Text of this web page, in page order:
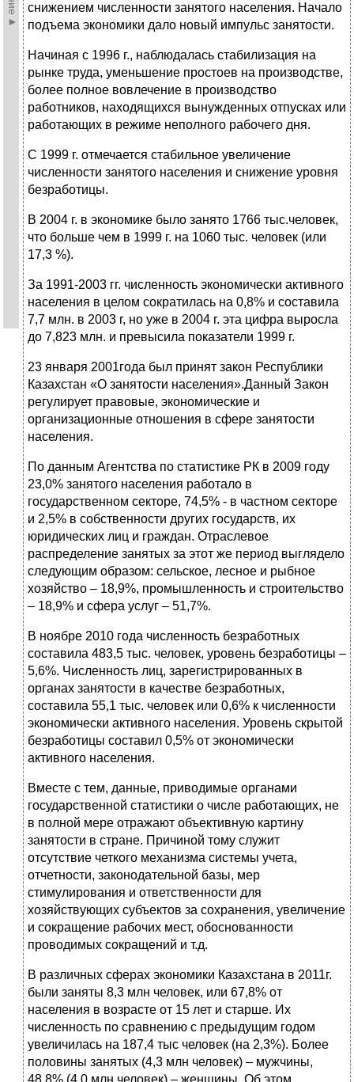
снижением численности занятого населения. Начало
подъема экономики дало новый импульс занятости.
Начиная с 1996 г., наблюдалась стабилизация на
рынке труда, уменьшение простоев на производстве,
более полное вовлечение в производство
работников, находящихся вынужденных отпусках или
работающих в режиме неполного рабочего дня.
С 1999 г. отмечается стабильное увеличение
численности занятого населения и снижение уровня
безработицы.
В 2004 г. в экономике было занято 1766 тыс.человек,
что больше чем в 1999 г. на 1060 тыс. человек (или
17,3 %).
За 1991-2003 гг. численность экономически активного
населения в целом сократилась на 0,8% и составила
7,7 млн. в 2003 г, но уже в 2004 г. эта цифра выросла
до 7,823 млн. и превысила показатели 1999 г.
23 января 2001года был принят закон Республики
Казахстан «О занятости населения».Данный Закон
регулирует правовые, экономические и
организационные отношения в сфере занятости
населения.
По данным Агентства по статистике РК в 2009 году
23,0% занятого населения работало в
государственном секторе, 74,5% - в частном секторе
и 2,5% в собственности других государств, их
юридических лиц и граждан. Отраслевое
распределение занятых за этот же период выглядело
следующим образом: сельское, лесное и рыбное
хозяйство – 18,9%, промышленность и строительство
– 18,9% и сфера услуг – 51,7%.
В ноябре 2010 года численность безработных
составила 483,5 тыс. человек, уровень безработицы –
5,6%. Численность лиц, зарегистрированных в
органах занятости в качестве безработных,
составила 55,1 тыс. человек или 0,6% к численности
экономически активного населения. Уровень скрытой
безработицы составил 0,5% от экономически
активного населения.
Вместе с тем, данные, приводимые органами
государственной статистики о числе работающих, не
в полной мере отражают объективную картину
занятости в стране. Причиной тому служит
отсутствие четкого механизма системы учета,
отчетности, законодательной базы, мер
стимулирования и ответственности для
хозяйствующих субъектов за сохранения, увеличение
и сокращение рабочих мест, обоснованности
проводимых сокращений и т.д.
В различных сферах экономики Казахстана в 2011г.
были заняты 8,3 млн человек, или 67,8% от
населения в возрасте от 15 лет и старше. Их
численность по сравнению с предыдущим годом
увеличилась на 187,4 тыс человек (на 2,3%). Более
половины занятых (4,3 млн человек) – мужчины,